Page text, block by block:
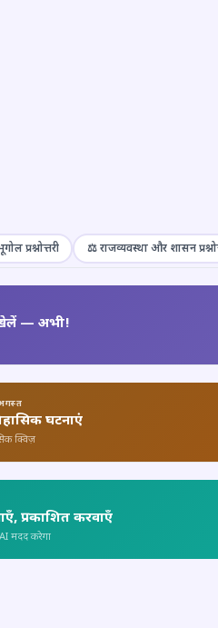
प्रश्नोत्तरी ⚖️ राजव्यवस्था और शासन
— अभी!
घटनाएं
क्विज़
प्रकाशित करवाएँ
मदद करेगा